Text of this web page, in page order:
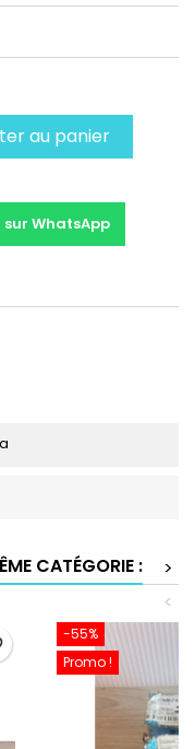
au panier
WhatsApp
CATÉGORIE :
>
<
-55%
Promo !